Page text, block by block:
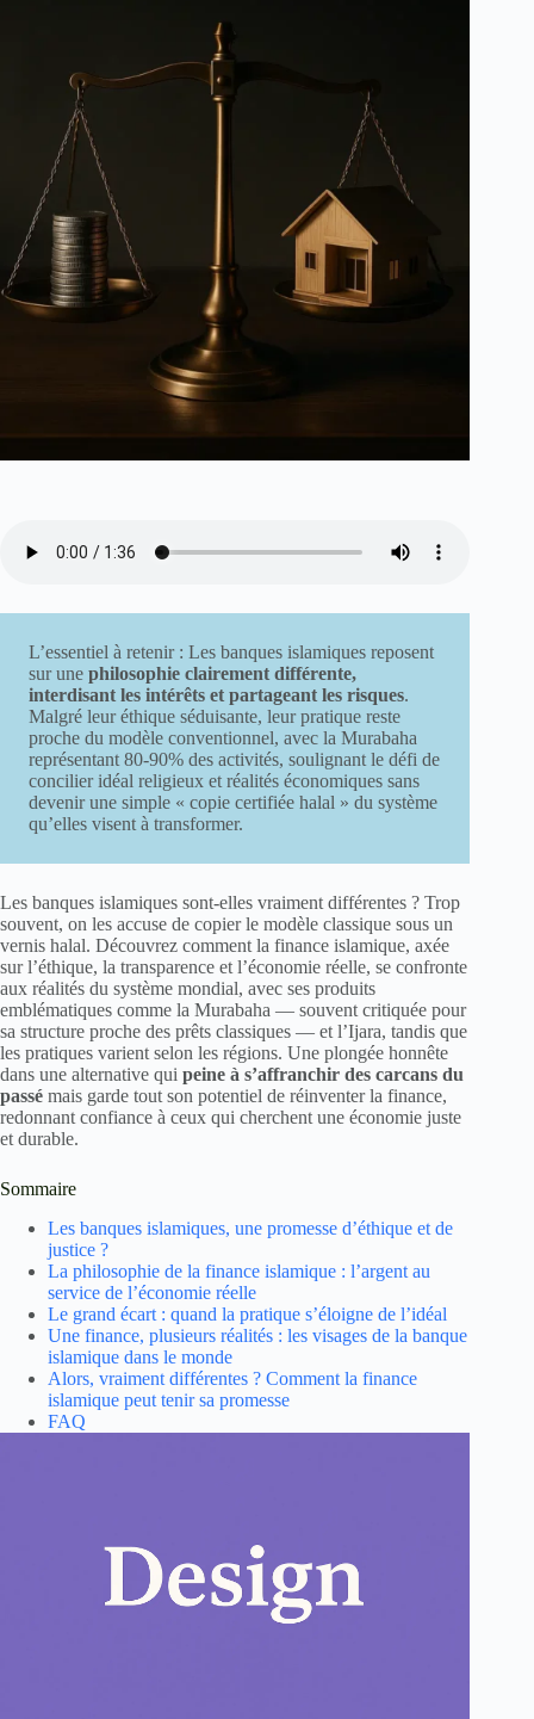
L’essentiel à retenir : Les banques islamiques reposent
sur une philosophie clairement différente,
interdisant les intérêts et partageant les risques.
Malgré leur éthique séduisante, leur pratique reste
proche du modèle conventionnel, avec la Murabaha
représentant 80-90% des activités, soulignant le défi de
concilier idéal religieux et réalités économiques sans
devenir une simple « copie certifiée halal » du système
qu’elles visent à transformer.
Les banques islamiques sont-elles vraiment différentes ? Trop
souvent, on les accuse de copier le modèle classique sous un
vernis halal. Découvrez comment la finance islamique, axée
sur l’éthique, la transparence et l’économie réelle, se confronte
aux réalités du système mondial, avec ses produits
emblématiques comme la Murabaha — souvent critiquée pour
sa structure proche des prêts classiques — et l’Ijara, tandis que
les pratiques varient selon les régions. Une plongée honnête
dans une alternative qui peine à s’affranchir des carcans du
passé mais garde tout son potentiel de réinventer la finance,
redonnant confiance à ceux qui cherchent une économie juste
et durable.
Sommaire
Les banques islamiques, une promesse d’éthique et de
justice ?
La philosophie de la finance islamique : l’argent au
service de l’économie réelle
Le grand écart : quand la pratique s’éloigne de l’idéal
Une finance, plusieurs réalités : les visages de la banque
islamique dans le monde
Alors, vraiment différentes ? Comment la finance
islamique peut tenir sa promesse
FAQ